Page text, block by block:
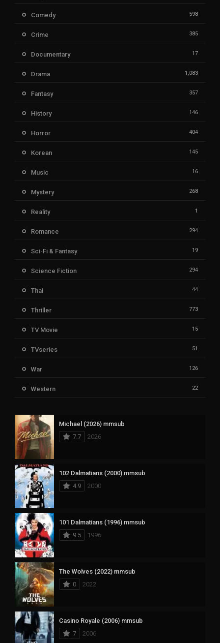
Comedy 598
Crime 385
Documentary 17
Drama 1,083
Fantasy 357
History 146
Horror 404
Korean 145
Music 16
Mystery 268
Reality 1
Romance 294
Sci-Fi & Fantasy 19
Science Fiction 294
Thai 44
Thriller 773
TV Movie 15
TVseries 51
War 126
Western 22
Michael (2026) mmsub
7.7
2026
102 Dalmatians (2000) mmsub
4.9
2000
101 Dalmatians (1996) mmsub
9.5
1996
The Wolves (2022) mmsub
0
2022
Casino Royale (2006) mmsub
7
2006